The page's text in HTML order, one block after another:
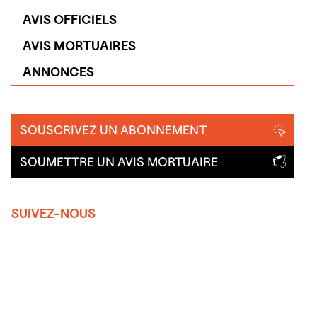
AVIS OFFICIELS
AVIS MORTUAIRES
ANNONCES
SOUSCRIVEZ UN ABONNEMENT
SOUMETTRE UN AVIS MORTUAIRE
SUIVEZ-NOUS